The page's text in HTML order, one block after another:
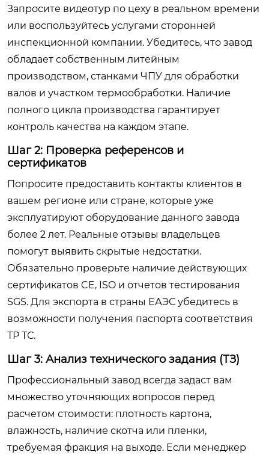
Запросите видеотур по цеху в реальном времени
или воспользуйтесь услугами сторонней
инспекционной компании. Убедитесь, что завод
обладает собственным литейным
производством, станками ЧПУ для обработки
валов и участком термообработки. Наличие
полного цикла производства гарантирует
контроль качества на каждом этапе.
Шаг 2: Проверка референсов и
сертификатов
Попросите предоставить контакты клиентов в
вашем регионе или стране, которые уже
эксплуатируют оборудование данного завода
более 2 лет. Реальные отзывы владельцев
помогут выявить скрытые недостатки.
Обязательно проверьте наличие действующих
сертификатов CE, ISO и отчетов тестирования
SGS. Для экспорта в страны ЕАЭС убедитесь в
возможности получения паспорта соответствия
ТР ТС.
Шаг 3: Анализ технического задания (ТЗ)
Профессиональный завод всегда задаст вам
множество уточняющих вопросов перед
расчетом стоимости: плотность картона,
влажность, наличие скотча или пленки,
требуемая фракция на выходе. Если менеджер